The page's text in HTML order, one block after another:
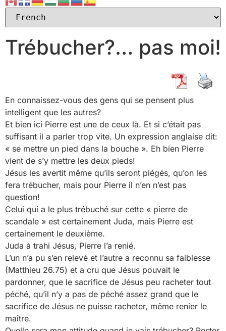
Trébucher?… pas moi!
En connaissez-vous des gens qui se pensent plus
intelligent que les autres?
Et bien ici Pierre est une de ceux là. Et si c’était pas
suffisant il a parler trop vite. Un expression anglaise dit:
« se mettre un pied dans la bouche ». Eh bien Pierre
vient de s’y mettre les deux pieds!
Jésus les avertit même qu’ils seront piégés, qu’on les
fera trébucher, mais pour Pierre il n’en n’est pas
question!
Celui qui a le plus trébuché sur cette « pierre de
scandale » est certainement Juda, mais Pierre est
certainement le deuxième.
Juda à trahi Jésus, Pierre l’a renié.
L’un n’a pu s’en relevé et l’autre a reconnu sa faiblesse
(Matthieu 26.75) et a cru que Jésus pouvait le
pardonner, que le sacrifice de Jésus peu racheter tout
péché, qu’il n’y a pas de péché assez grand que le
sacrifice de Jésus ne puisse racheter, même renier le
maître.